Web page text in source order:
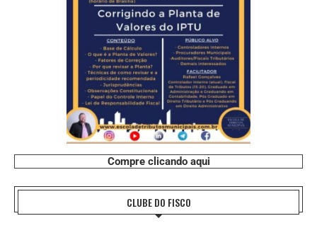
Compre clicando aqui
CLUBE DO FISCO